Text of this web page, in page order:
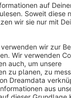
hilfreich?